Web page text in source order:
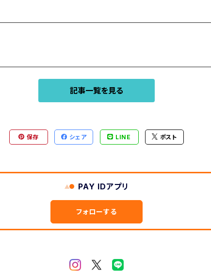
記事一覧を見る
保存 シェア LINE ポスト
PAY IDアプリ
フォローする